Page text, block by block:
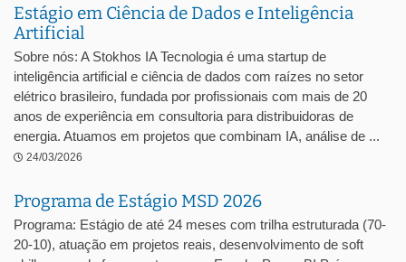
Estágio em Ciência de Dados e Inteligência
Artificial
Sobre nós: A Stokhos IA Tecnologia é uma startup de
inteligência artificial e ciência de dados com raízes no setor
elétrico brasileiro, fundada por profissionais com mais de 20
anos de experiência em consultoria para distribuidoras de
energia. Atuamos em projetos que combinam IA, análise de ...
24/03/2026
Programa de Estágio MSD 2026
Programa: Estágio de até 24 meses com trilha estruturada (70-
20-10), atuação em projetos reais, desenvolvimento de soft